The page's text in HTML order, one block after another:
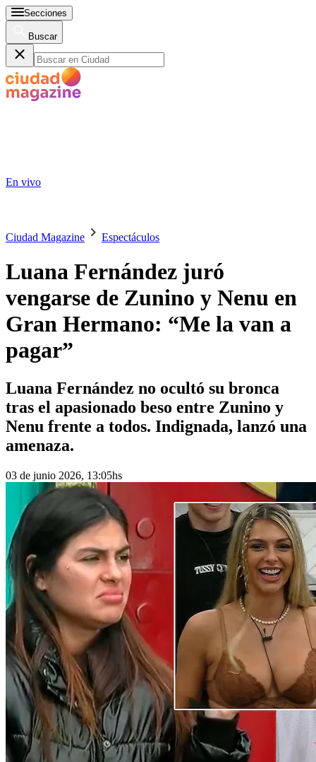
Secciones
Buscar
En vivo
Ciudad Magazine Espectáculos
Luana Fernández juró
vengarse de Zunino y Nenu en
Gran Hermano: “Me la van a
pagar”
Luana Fernández no ocultó su bronca
tras el apasionado beso entre Zunino y
Nenu frente a todos. Indignada, lanzó una
amenaza.
03 de junio 2026, 13:05hs